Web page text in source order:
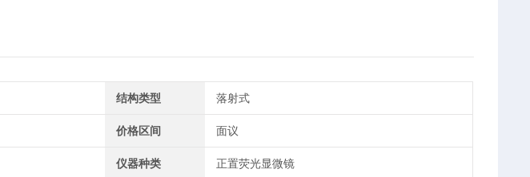
结构类型 落射式
价格区间 面议
仪器种类 正置荧光显微镜